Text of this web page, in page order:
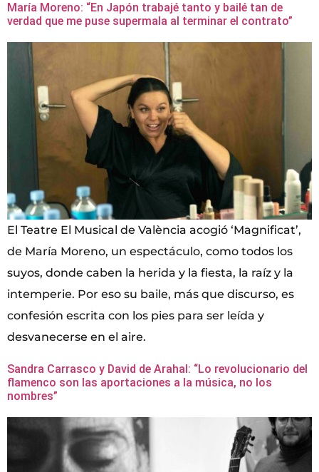
María Moreno: “En Japón trabajé tanto y bailé tan de
verdad que me puse supermala al terminar el contrato”
El Teatre El Musical de València acogió ‘Magnificat’,
de María Moreno, un espectáculo, como todos los
suyos, donde caben la herida y la fiesta, la raíz y la
intemperie. Por eso su baile, más que discurso, es
confesión escrita con los pies para ser leída y
desvanecerse en el aire.
Sandra Carrasco y David de Arahal: “Lo revolucionario del
flamenco son las aportaciones a la música, no los
nombres”